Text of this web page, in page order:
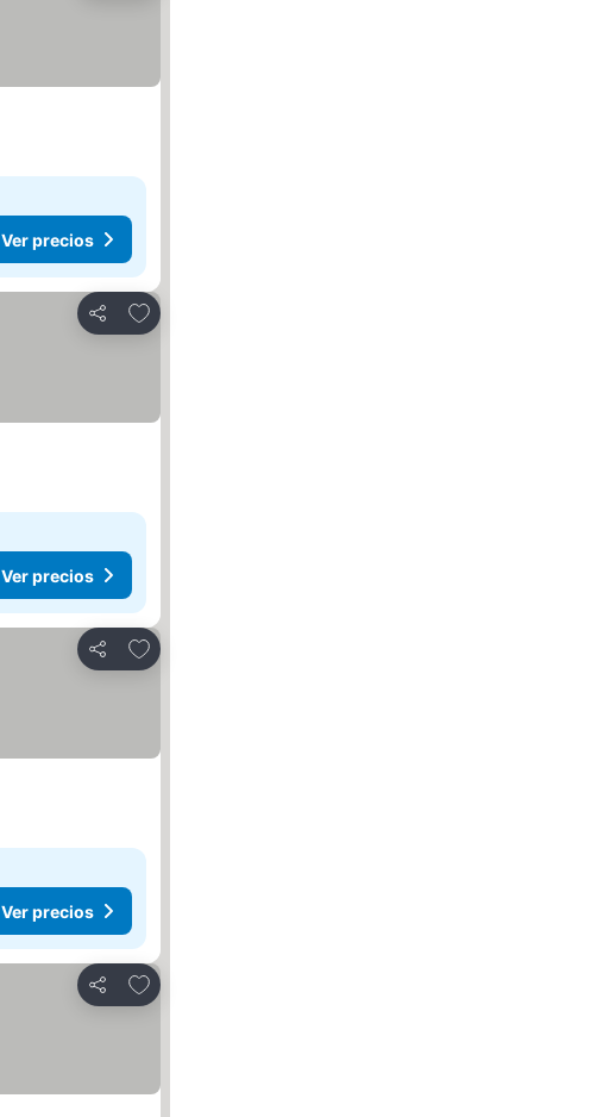
Ver precios
Compartir
Agregar a favoritos
Ver precios
Compartir
Agregar a favoritos
Ver precios
Compartir
Agregar a favoritos